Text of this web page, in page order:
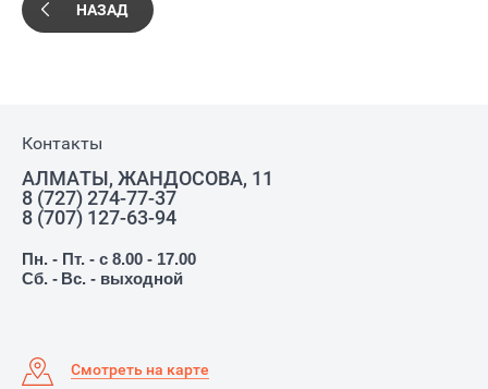
НАЗАД
Контакты
АЛМАТЫ, ЖАНДОСОВА, 11
8 (727) 274-77-37
8 (707) 127-63-94
Пн. - Пт. - с 8.00 - 17.00
Сб. - Вс. - выходной
Смотреть на карте